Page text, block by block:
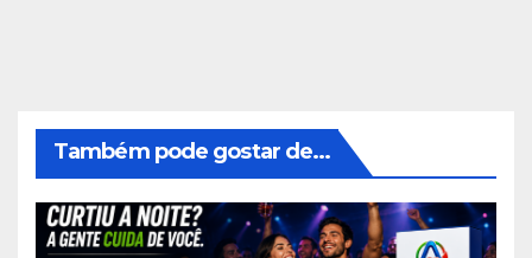
Também pode gostar de...